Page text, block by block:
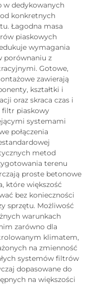
w dedykowanych
konkretnych
Łagodna masa
piaskowych
wymagania
porównaniu z
Gotowe,
zawierają
kształtki i
oraz skraca czas i
filtr piaskowy
systemami
połączenia
metod
terenu
proste betonowe
które większość
bez konieczności
sprzętu. Możliwość
warunkach
zarówno dla
klimatem,
na zmienność
systemów filtrów
dopasowane do
na większości